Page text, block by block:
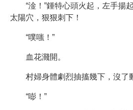
“淦！”鍾特心頭火起，左手揚
太陽穴，狠狠刺下！
“噗嗤！”
血花濺開。
村婦身體劇烈抽搐幾下，沒了
“嘭！”